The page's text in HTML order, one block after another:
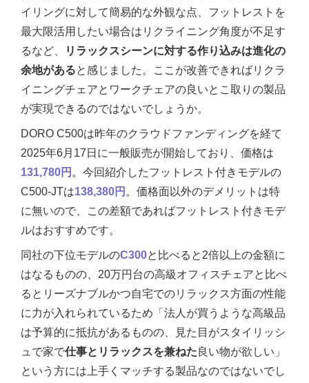
イリングに対して簡易的な外観な点、フットレストを
最大限活用したい場合はリクライニング角度が不足す
るなど、
リラックスシーンに対する作り込みは進化の
余地があると感じました。ここが改善できればリクラ
イニングチェアとワークチェアの良いとこ取りの製品
が実現できるのではないでしょうか。
DORO C500は昨年のクラウドファンディングを経て
2025年6月17日に一般販売が開始しており、価格は
131,780円 。今回紹介したフットレスト付きモデルの
C500-JTは138,380円 。価格面以外のデメリットは特
に無いので、この差額であればフットレスト付きモデ
ルはおすすめです。
同社の下位モデルのC300と比べると2倍以上の金額に
はなるものの、20万円台の高級オフィスチェアと比べ
るとリーズナブルかつ自宅でのリラックス方面の性能
に力が入れられているため「法人が買うような高級品
は予算的に抵抗があるものの、見た目がスタイリッシ
ュで家で仕事とリラックスを兼ねた良い物が欲しい」
という方には上手くマッチする製品なのではないでし